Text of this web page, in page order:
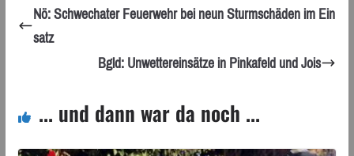
Nö: Schwechater Feuerwehr bei neun Sturmschäden im Ein
satz
Bgld: Unwettereinsätze in Pinkafeld und Jois
... und dann war da noch ...